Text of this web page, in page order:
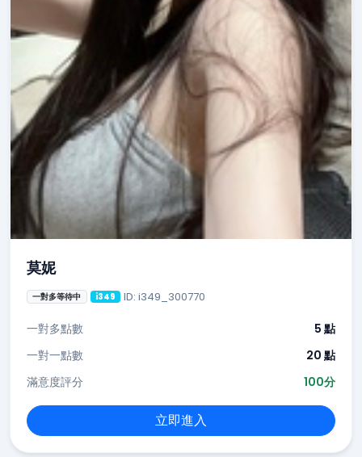
莫妮
一對多等待中 i349 ID: i349_300770
一對多點數
5 點
一對一點數
20 點
滿意度評分
100分
立即進入